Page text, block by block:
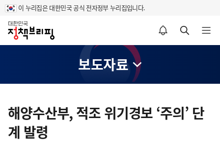
이 누리집은 대한민국 공식 전자정부 누리집입니다.
홈
알림설정 바로가기 검색 바로가기 메뉴 열기
보도자료
텐
츠
영
해양수산부, 적조 위기경보 ‘주의’ 단
계 발령